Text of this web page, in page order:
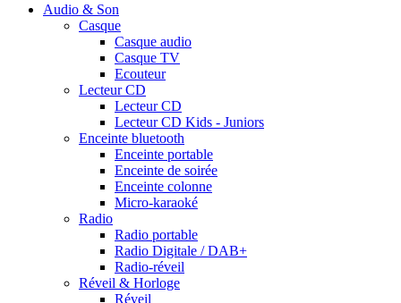
Audio & Son
Casque
Casque audio
Casque TV
Ecouteur
Lecteur CD
Lecteur CD
Lecteur CD Kids - Juniors
Enceinte bluetooth
Enceinte portable
Enceinte de soirée
Enceinte colonne
Micro-karaoké
Radio
Radio portable
Radio Digitale / DAB+
Radio-réveil
Réveil & Horloge
Réveil